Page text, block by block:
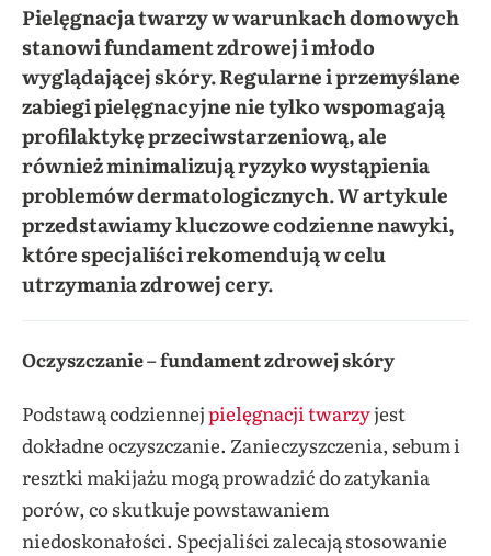
Pielęgnacja twarzy w warunkach domowych
stanowi fundament zdrowej i młodo
wyglądającej skóry. Regularne i przemyślane
zabiegi pielęgnacyjne nie tylko wspomagają
profilaktykę przeciwstarzeniową, ale
również minimalizują ryzyko wystąpienia
problemów dermatologicznych. W artykule
przedstawiamy kluczowe codzienne nawyki,
które specjaliści rekomendują w celu
utrzymania zdrowej cery.
Oczyszczanie – fundament zdrowej skóry
Podstawą codziennejpielęgnacji twarzyjest
dokładne oczyszczanie. Zanieczyszczenia, sebum i
resztki makijażu mogą prowadzić do zatykania
porów, co skutkuje powstawaniem
niedoskonałości. Specjaliści zalecają stosowanie